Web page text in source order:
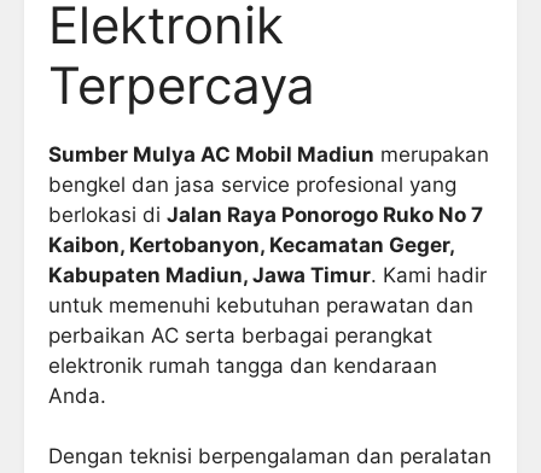
Elektronik
Terpercaya
Sumber Mulya AC Mobil Madiun merupakan
bengkel dan jasa service profesional yang
berlokasi di Jalan Raya Ponorogo Ruko No 7
Kaibon, Kertobanyon, Kecamatan Geger,
Kabupaten Madiun, Jawa Timur. Kami hadir
untuk memenuhi kebutuhan perawatan dan
perbaikan AC serta berbagai perangkat
elektronik rumah tangga dan kendaraan
Anda.
Dengan teknisi berpengalaman dan peralatan